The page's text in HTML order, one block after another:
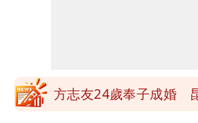
口風
方志友24歲奉子成婚